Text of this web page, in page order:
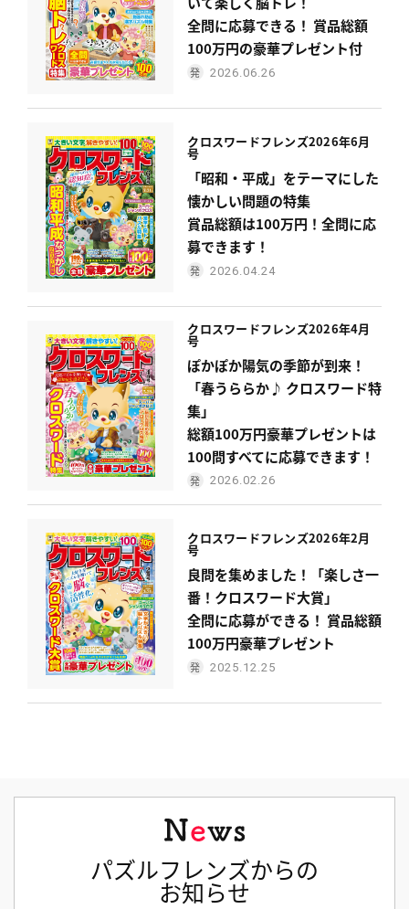
全問に応募できる！ 賞品総額
100万円の豪華プレゼント付
2026.06.26
クロスワードフレンズ2026年6月
号
「昭和・平成」をテーマにした
懐かしい問題の特集
賞品総額は100万円！全問に応
募できます！
2026.04.24
クロスワードフレンズ2026年4月
号
ぽかぽか陽気の季節が到来！
「春うららか♪ クロスワード特
集」
総額100万円豪華プレゼントは
100問すべてに応募できます！
2026.02.26
クロスワードフレンズ2026年2月
号
良問を集めました！「楽しさ一
番！クロスワード大賞」
全問に応募ができる！ 賞品総額
100万円豪華プレゼント
2025.12.25
パズルフレンズからの
お知らせ